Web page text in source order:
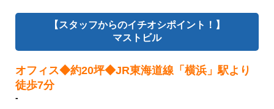
【スタッフからのイチオシポイント！】
マストビル
オフィス◆約20坪◆JR東海道線「横浜」駅より
徒歩7分
-